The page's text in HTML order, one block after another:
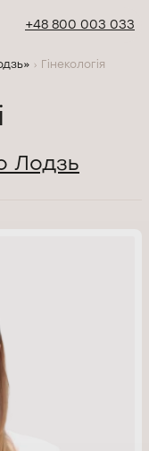
+48 800 003 033
Гінекологія
Лодзь